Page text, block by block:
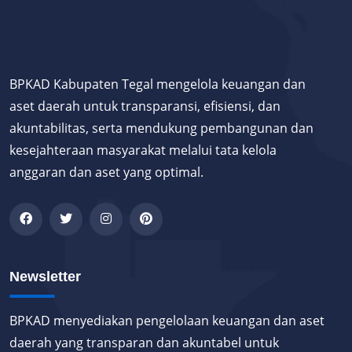
BPKAD Kabupaten Tegal mengelola keuangan dan
aset daerah untuk transparansi, efisiensi, dan
akuntabilitas, serta mendukung pembangunan dan
kesejahteraan masyarakat melalui tata kelola
anggaran dan aset yang optimal.
Newsletter
BPKAD menyediakan pengelolaan keuangan dan aset
daerah yang transparan dan akuntabel untuk